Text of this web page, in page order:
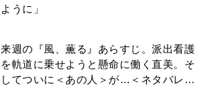
ように」
来週の『風、薫る』あらすじ。派出看護
を軌道に乗せようと懸命に働く直美。そ
してついに＜あの人＞が…＜ネタバレあ